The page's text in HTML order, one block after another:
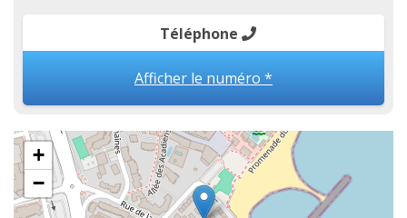
Téléphone
Afficher le numéro *
+
−